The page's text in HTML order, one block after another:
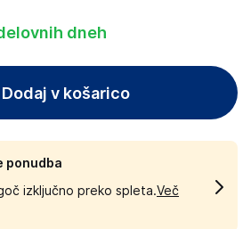
dneh
Dodaj v košarico
ponudba
izključno preko spleta.Več